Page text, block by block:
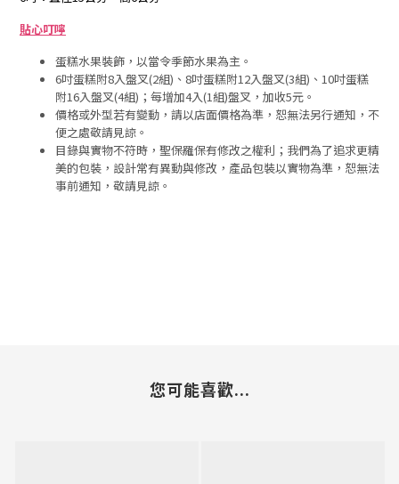
貼心叮嚀
蛋糕水果裝飾，以當令季節水果為主。
6吋蛋糕附8入盤叉(2組)、8吋蛋糕附12入盤叉(3組)、10吋蛋糕
附16入盤叉(4組)；每增加4入(1組)盤叉，加收5元。
價格或外型若有變動，請以店面價格為準，恕無法另行通知，不
便之處敬請見諒。
目錄與實物不符時，聖保羅保有修改之權利；我們為了追求更精
美的包裝，設計常有異動與修改，產品包裝以實物為準，恕無法
事前通知，敬請見諒。
您可能喜歡...